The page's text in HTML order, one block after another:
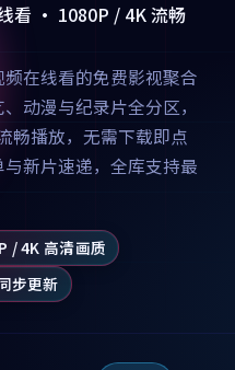
看 · 1080P / 4K 流畅
在线看的免费影视聚合
动漫与纪录片全分区，
畅播放，无需下载即点
新片速递，全库支持最
/ 4K 高清画质
步更新